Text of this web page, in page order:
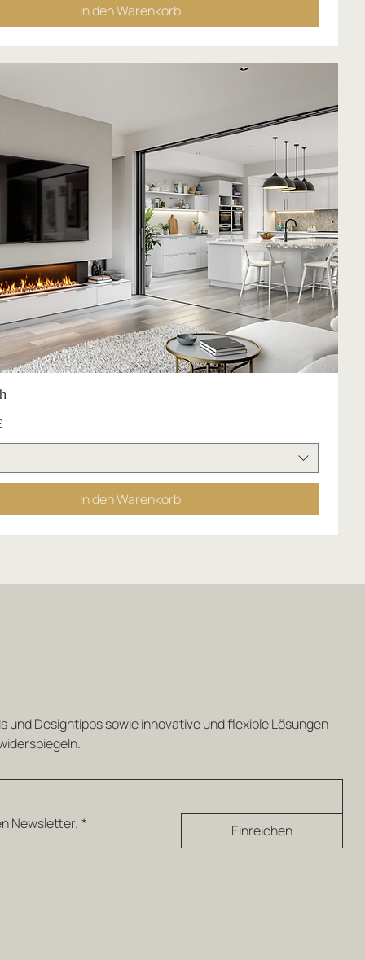
In den Warenkorb
In den Warenkorb
und Designtipps sowie innovative und flexible Lösungen
Newsletter. * Einreichen